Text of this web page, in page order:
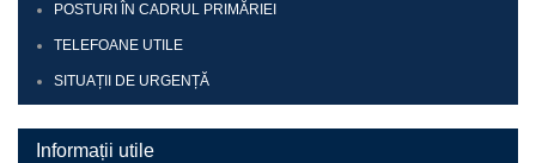
POSTURI ÎN CADRUL PRIMĂRIEI
TELEFOANE UTILE
SITUAȚII DE URGENȚĂ
Informații utile